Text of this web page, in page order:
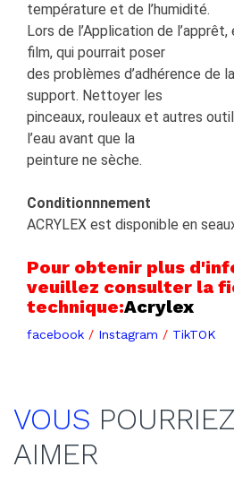
température et de l’humidité.
Lors de l’Application de
film, qui pourrait poser
des problèmes d’adhérence de
support. Nettoyer les
pinceaux, rouleaux et autres
l’eau avant que la
peinture ne sèche.
Conditionnnement
ACRYLEX est disponible en
Pour obtenir plus
veuillez consulter la
technique:Acrylex
facebook / Instagram / TikTOK
VOUS
AIMER